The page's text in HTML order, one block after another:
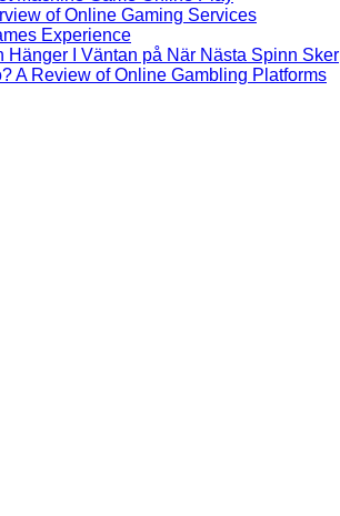
of Online Gaming Services
Experience
Hänger I Väntan på När Nästa Spinn Sker
A Review of Online Gambling Platforms